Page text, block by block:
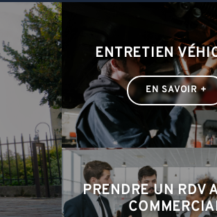
ENTRETIEN
EN SAVOIR +
PRENDRE UN RDV